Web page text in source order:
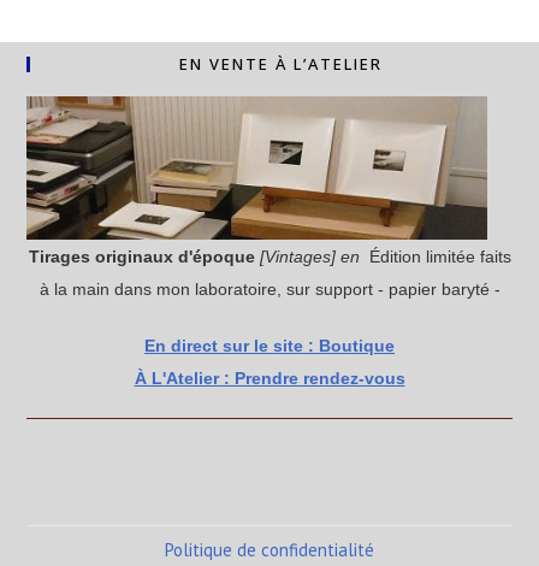
EN VENTE À L’ATELIER
Tirages originaux d'époque [Vintages] en Édition limitée faits
à la main dans mon laboratoire, sur support - papier baryté -
En direct sur le site : Boutique
À L'Atelier : Prendre rendez-vous
Politique de confidentialité